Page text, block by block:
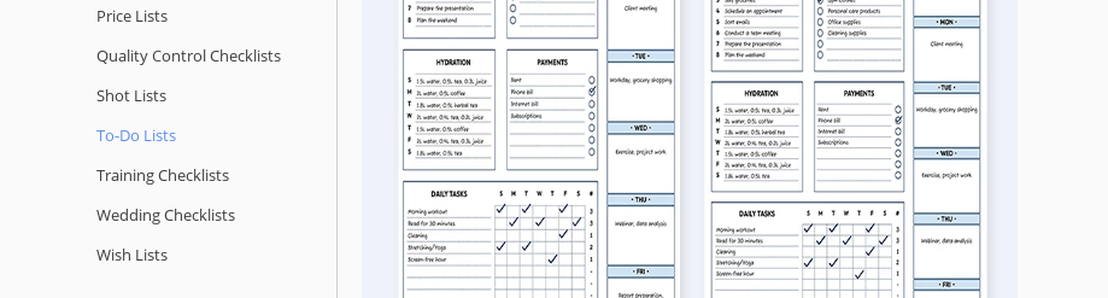
Price Lists
Quality Сontrol Checklists
Shot Lists
To-Do Lists
Training Checklists
Wedding Checklists
Wish Lists